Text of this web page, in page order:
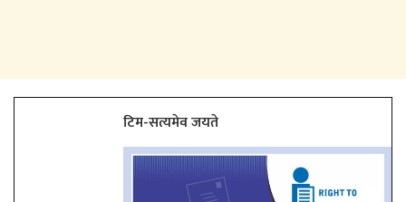
टिम-सत्यमेव जयते